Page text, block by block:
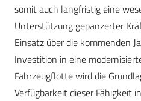
somit auch langfristig eine
Unterstützung gepanzerter
Einsatz über die kommenden
Investition in eine
Fahrzeugflotte wird die
Verfügbarkeit dieser Fähigkeit